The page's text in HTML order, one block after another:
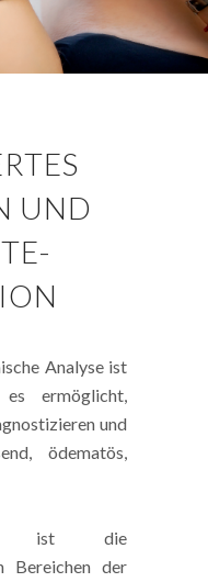
UND
Analyse ist
ermöglicht,
und
ödematös,
die
Bereichen der